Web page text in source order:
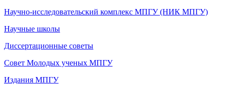
Научно-исследовательский комплекс МПГУ (НИК МПГУ)
Научные школы
Диссертационные советы
Совет Молодых ученых МПГУ
Издания МПГУ